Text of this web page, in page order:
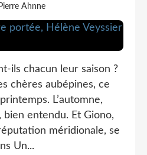
Ahnne
ils chacun leur saison ?
chères aubépines, ce
L’automne,
bien entendu. Et Giono,
méridionale, se
Un...